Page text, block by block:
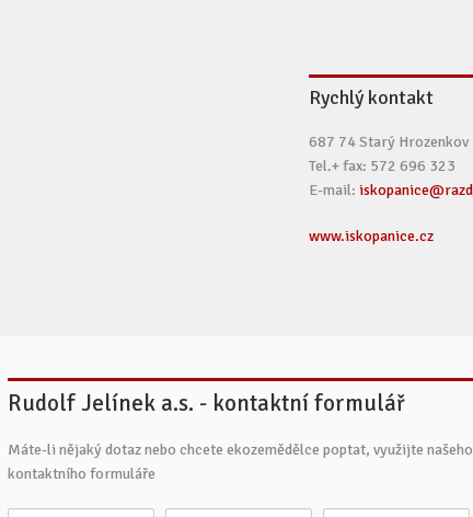
Rychlý kontakt
687 74 Starý Hrozenkov
Tel.+ fax: 572 696 323
E-mail:
www.iskopanice.cz
Rudolf Jelínek a.s. - kontaktní formulář
Máte-li nějaký dotaz nebo chcete ekozemědělce poptat, využijte
kontaktního formuláře